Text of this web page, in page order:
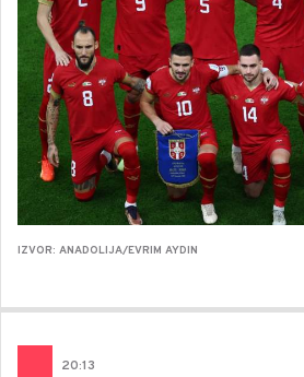
IZVOR: ANADOLIJA/EVRIM AYDIN
20:13